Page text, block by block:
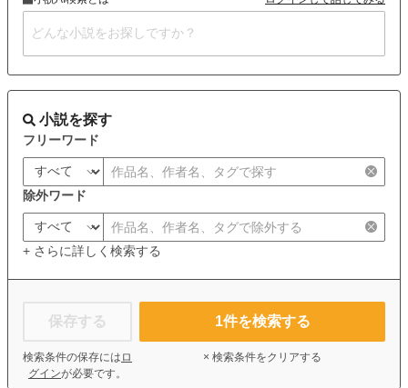
小説を探す
フリーワード
除外ワード
+ さらに詳しく検索する
保存する
検索条件の保存には ロ
グインが必要です。
1件を検索する
× 検索条件をクリアする